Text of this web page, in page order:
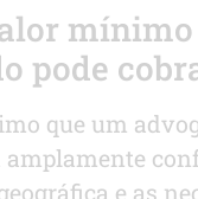
pode
que um
e as